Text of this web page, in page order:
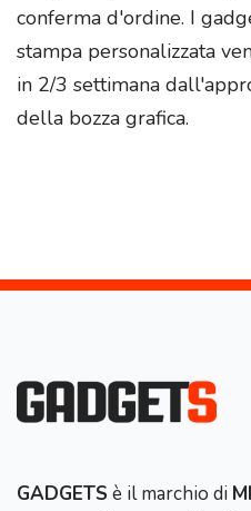
conferma d'ordine. I
stampa personalizzata
in 2/3 settimana
della bozza grafica.
GADGETS è il marchio di